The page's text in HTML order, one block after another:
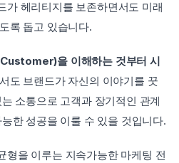
가 헤리티지를 보존하면서도 미래
록 돕고 있습니다.
을 이해하는 것부터 시
도 브랜드가 자신의 이야기를 꿋
소통으로 고객과 장기적인 관계
형을 이루는 지속가능한 마케팅 전